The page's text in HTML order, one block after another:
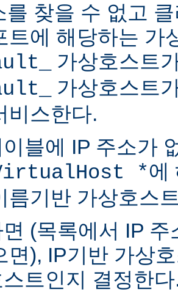
를 찾을 수 없고
트에 해당하는 가
가상호스트
가상호스트
비스한다.
블에 IP 주소가
*에
름기반 가상호스
(목록에서 IP
면), IP기반 가상
트인지 결정한